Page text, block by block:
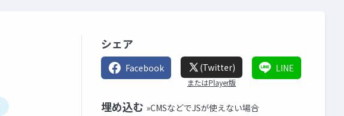
シェア
Facebook (Twitter)
またはPlayer版
LINE
埋め込む »CMSなどでJSが使えない場合